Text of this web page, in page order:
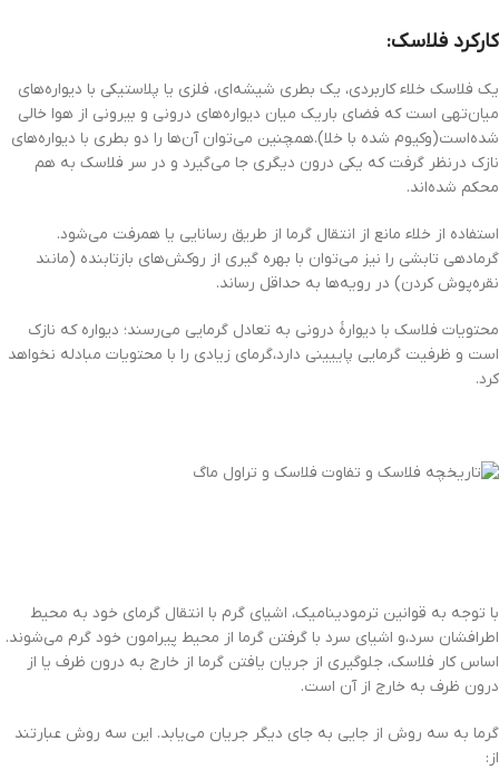
کارکرد فلاسک:
یک فلاسک خلاء کاربردی، یک بطری شیشه‌ای، فلزی یا پلاستیکی با دیواره‌های
میان‌تهی است که فضای باریک میان دیواره‌های درونی و بیرونی از هوا خالی
شده‌است(وکیوم شده با خلا).همچنین می‌توان آن‌ها را دو بطری با دیواره‌های
نازک درنظر گرفت که یکی درون دیگری جا می‌گیرد و در سر فلاسک به هم
محکم شده‌اند.
استفاده از خلاء مانع از انتقال گرما از طریق رسانایی یا همرفت می‌شود.
گرمادهی تابشی را نیز می‌توان با بهره گیری از روکش‌های بازتابنده (مانند
نقره‌پوش کردن) در رویه‌ها به حداقل رساند.
محتویات فلاسک با دیوارهٔ درونی به تعادل گرمایی می‌رسند؛ دیواره که نازک
است و ظرفیت گرمایی پاییینی دارد،گرمای زیادی را با محتویات مبادله نخواهد
کرد.
با توجه به قوانین ترمودینامیک، اشیای گرم با انتقال گرمای خود به محیط
اطرافشان سرد،و اشیای سرد با گرفتن گرما از محیط پیرامون خود گرم می‌شوند.
اساس کار فلاسک، جلوگیری از جریان یافتن گرما از خارج به درون ظرف یا از
درون ظرف به خارج از آن است.
گرما به سه روش از جایی به جای دیگر جریان می‌یابد. این سه روش عبارتند
از: